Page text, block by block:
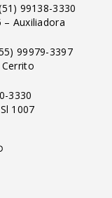
99138-3330
– Auxiliadora
99979-3397
3330
1007